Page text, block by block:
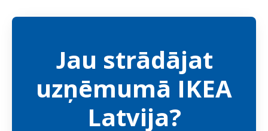
Jau strādājat
uzņēmumā IKEA
Latvija?